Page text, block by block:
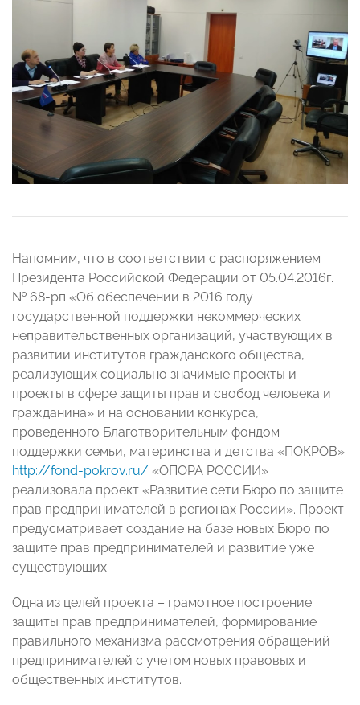
Напомним, что в соответствии с распоряжением
Президента Pоссийской Федерации от 05.04.2016г.
№ 68-рп «Об обеспечении в 2016 году
государственной поддержки некоммерческих
неправительственных организаций, участвующих в
развитии институтов гражданского общества,
реализующих социально значимые проекты и
проекты в сфере защиты прав и свобод человека и
гражданина» и на основании конкурса,
проведенного Благотворительным фондом
поддержки семьи, материнства и детства «ПОКРОВ»
http://fond-pokrov.ru/ «ОПОРА РОССИИ»
реализовала проект «Развитие сети Бюро по защите
прав предпринимателей в регионах России». Проект
предусматривает создание на базе новых Бюро по
защите прав предпринимателей и развитие уже
существующих.
Одна из целей проекта – грамотное построение
защиты прав предпринимателей, формирование
правильного механизма рассмотрения обращений
предпринимателей с учетом новых правовых и
общественных институтов.